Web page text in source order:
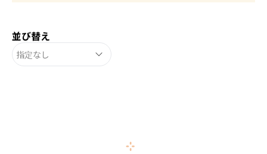
並び替え
指定なし